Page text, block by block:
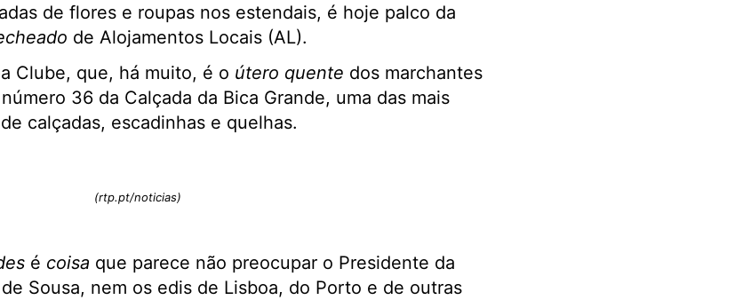
de flores e roupas nos estendais, é hoje palco da
de Alojamentos Locais (AL).
Clube, que, há muito, é o útero quente dos marchantes
36 da Calçada da Bica Grande, uma das mais
calçadas, escadinhas e quelhas.
(rtp.pt/noticias)
é coisa que parece não preocupar o Presidente da
Sousa, nem os edis de Lisboa, do Porto e de outras